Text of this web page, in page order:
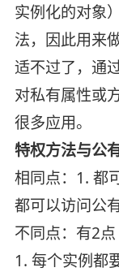
实例化的对象
法，因此用来
适不过了，通
对私有属性或
很多应用。
特权方法与公
相同点：1. 都
都可以访问公
不同点：有2点
1. 每个实例都